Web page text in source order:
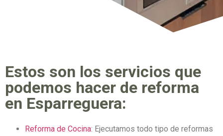
Estos son los servicios que
podemos hacer de reforma
en Esparreguera:
Reforma de Cocina: Ejecutamos todo tipo de reformas